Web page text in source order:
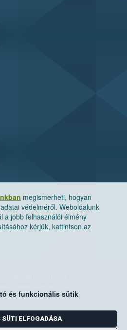
megismerheti, hogyan
védelméről. Weboldalunk
a jobb felhasználói élmény
kérjük, kattintson az
és funkcionális sütik
SÜTI ELFOGADÁSA
biztonsági Hivatal
1525 Budapest. Pf. 30.